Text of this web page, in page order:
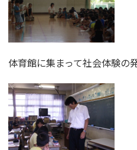
体育館に集まって社会体験の